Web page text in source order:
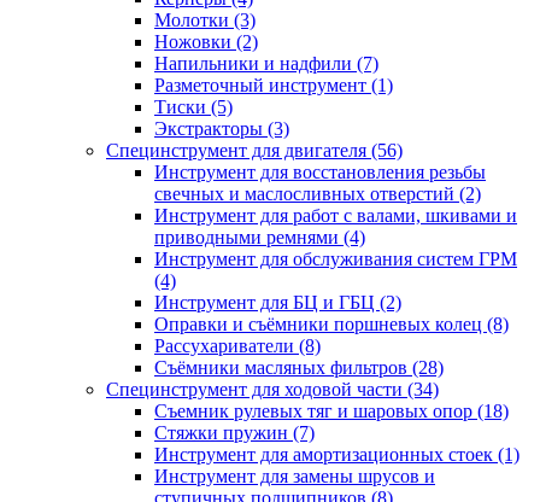
Молотки (3)
Ножовки (2)
Напильники и надфили (7)
Разметочный инструмент (1)
Тиски (5)
Экстракторы (3)
Специнструмент для двигателя (56)
Инструмент для восстановления резьбы
свечных и маслосливных отверстий (2)
Инструмент для работ с валами, шкивами и
приводными ремнями (4)
Инструмент для обслуживания систем ГРМ
(4)
Инструмент для БЦ и ГБЦ (2)
Оправки и съёмники поршневых колец (8)
Рассухариватели (8)
Съёмники масляных фильтров (28)
Специнструмент для ходовой части (34)
Съемник рулевых тяг и шаровых опор (18)
Стяжки пружин (7)
Инструмент для амортизационных стоек (1)
Инструмент для замены шрусов и
ступичных подшипников (8)